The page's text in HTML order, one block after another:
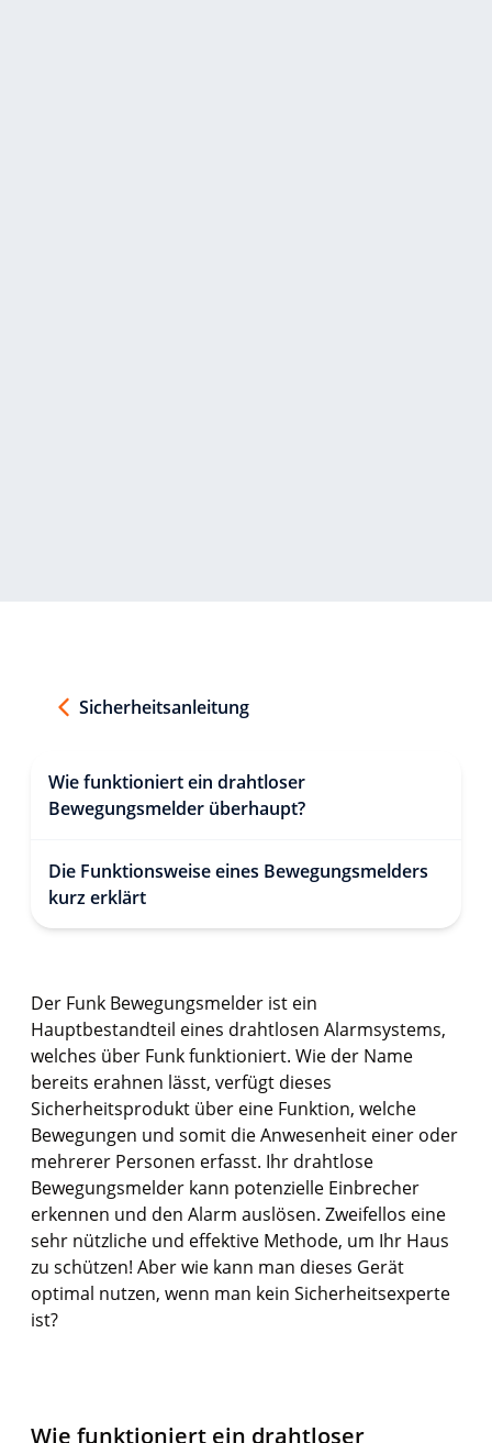
Sicherheitsanleitung
Wie funktioniert ein drahtloser
Bewegungsmelder überhaupt?
Die Funktionsweise eines Bewegungsmelders
kurz erklärt
Der Funk Bewegungsmelder ist ein
Hauptbestandteil eines drahtlosen Alarmsystems,
welches über Funk funktioniert. Wie der Name
bereits erahnen lässt, verfügt dieses
Sicherheitsprodukt über eine Funktion, welche
Bewegungen und somit die Anwesenheit einer oder
mehrerer Personen erfasst. Ihr drahtlose
Bewegungsmelder kann potenzielle Einbrecher
erkennen und den Alarm auslösen. Zweifellos eine
sehr nützliche und effektive Methode, um Ihr Haus
zu schützen! Aber wie kann man dieses Gerät
optimal nutzen, wenn man kein Sicherheitsexperte
ist?
Wie funktioniert ein drahtloser